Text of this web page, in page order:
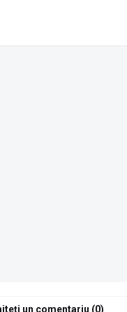
un comentariu (0)